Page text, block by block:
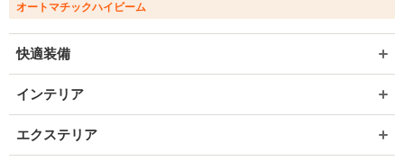
オートマチックハイビーム
快適装備
インテリア
エクステリア